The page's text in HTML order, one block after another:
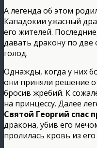
А легенда об этом
Кападокии ужасный
его жителей.
давать дракону по две
голод.
Однажды, когда у них
они приняли решение
бросив жребий. К
на принцессу. Далее
Святой Георгий спас
дракона, убив его
пролилась кровь из